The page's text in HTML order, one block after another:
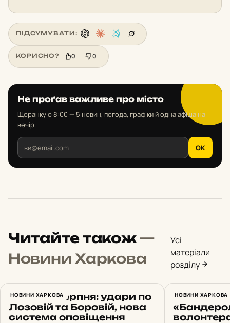
ПІДСУМУВАТИ:
КОРИСНО? 0 0
Не проґав важливе про місто
Щоранку о 8:00 — 5 новин, погода, графіки й одна афіша на
вечір.
OK
Читайте також—
Новини Харкова
Усі
матеріали
розділу
НОВИНИ ХАРКОВА
Харків 6 серпня: удари по
Лозовій та Боровій, нова
система оповіщення
НОВИНИ ХАРКОВА
Харків 5